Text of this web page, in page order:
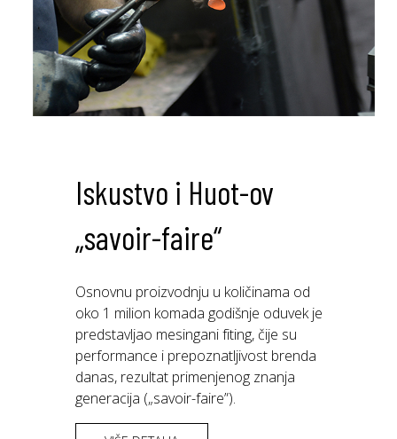
Iskustvo i Huot-ov
„savoir-faire“
Osnovnu proizvodnju u količinama od
oko 1 milion komada godišnje oduvek je
predstavljao mesingani fiting, čije su
performance i prepoznatljivost brenda
danas, rezultat primenjenog znanja
generacija („savoir-faire”).